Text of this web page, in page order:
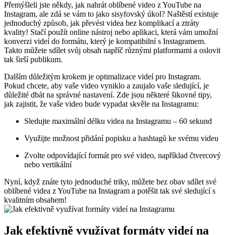
Přemýšleli jste někdy, jak nahrát oblíbené video z YouTube na
Instagram, ale zdá se vám to jako sisyfovský úkol? Naštěstí existuje
jednoduchý způsob, jak převést videa bez komplikací a ztráty
kvality! Stačí použít online nástroj nebo aplikaci, která vám umožní
konverzi videí do formátu, který je kompatibilní s Instagramem.
Takto můžete sdílet svůj obsah napříč různými platformami a oslovit
tak širší publikum.
Dalším důležitým krokem je optimalizace videí pro Instagram.
Pokud chcete, aby vaše video vyniklo a zaujalo vaše sledující, je
důležité dbát na správné nastavení. Zde jsou některé šikovné tipy,
jak zajistit, že vaše video bude vypadat skvěle na Instagramu:
Sledujte maximální délku videa na Instagramu – 60 sekund
Využijte možnost přidání popisku a hashtagů ke svému videu
Zvolte odpovídající formát pro své video, například čtvercový
nebo vertikální
Nyní, když znáte tyto jednoduché triky, můžete bez obav sdílet své
oblíbené videa z YouTube na Instagram a potěšit tak své sledující s
kvalitním obsahem!
Jak efektivně využívat formáty videí na